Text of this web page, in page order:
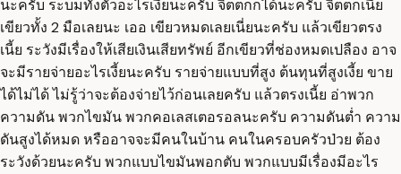
นะครับ ระบมทั้งตัวอะไรเงี้ยนะครับ จิตตกก็ได้นะครับ จิตตกเนี่ย
เขียวทั้ง 2 มือเลยนะ เออ เขียวหมดเลยเนี่ยนะครับ แล้วเขียวตรง
เนี้ย ระวังมีเรื่องให้เสียเงินเสียทรัพย์ อีกเขียวที่ช่องหมดเปลือง อาจ
จะมีรายจ่ายอะไรเงี้ยนะครับ รายจ่ายแบบที่สูง ต้นทุนที่สูงเงี้ย ขาย
ได้ไม่ได้ ไม่รู้ว่าจะต้องจ่ายไว้ก่อนเลยครับ แล้วตรงเนี้ย อ่าพวก
ความดัน พวกไขมัน พวกคอเลสเตอรอลนะครับ ความดันต่ำ ความ
ดันสูงได้หมด หรืออาจจะมีคนในบ้าน คนในครอบครัวป่วย ต้อง
ระวังด้วยนะครับ พวกแบบไขมันพอกตับ พวกแบบมีเรื่องมีอะไร